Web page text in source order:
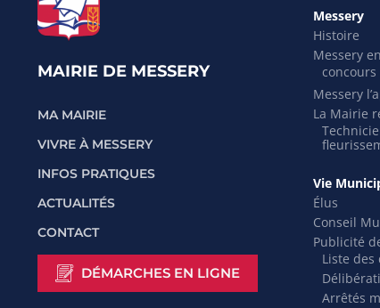
MAIRIE DE MESSERY
MA MAIRIE
VIVRE À MESSERY
INFOS PRATIQUES
ACTUALITÉS
CONTACT
DÉMARCHES EN LIGNE
Messery
Histoire
Messery
Messery
La Mairie
Vie
Élus
Conseil
Publicité
Liste
Arrêtés